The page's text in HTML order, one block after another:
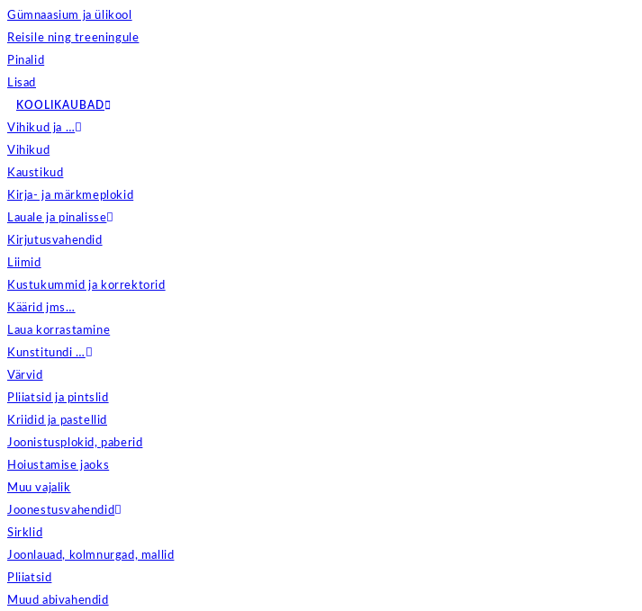
Gümnaasium ja ülikool
Reisile ning treeningule
Pinalid
Lisad
KOOLIKAUBAD
Vihikud ja …
Vihikud
Kaustikud
Kirja- ja märkmeplokid
Lauale ja pinalisse
Kirjutusvahendid
Liimid
Kustukummid ja korrektorid
Käärid jms…
Laua korrastamine
Kunstitundi …
Värvid
Pliiatsid ja pintslid
Kriidid ja pastellid
Joonistusplokid, paberid
Hoiustamise jaoks
Muu vajalik
Joonestusvahendid
Sirklid
Joonlauad, kolmnurgad, mallid
Pliiatsid
Muud abivahendid